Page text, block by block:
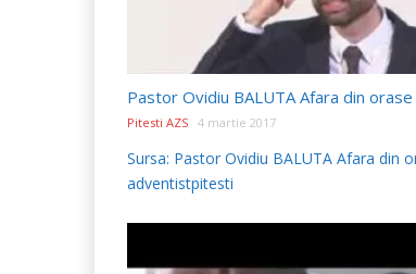
Pastor Ovidiu BALUTA Afara din orase
Pitesti AZS 4 martie 2017
Sursa: Pastor Ovidiu BALUTA Afara din
adventistpitesti